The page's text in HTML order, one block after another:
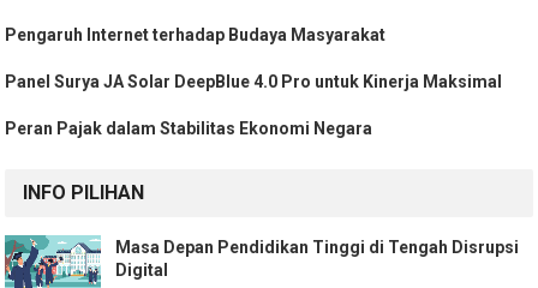
Pengaruh Internet terhadap Budaya Masyarakat
Panel Surya JA Solar DeepBlue 4.0 Pro untuk Kinerja Maksimal
Peran Pajak dalam Stabilitas Ekonomi Negara
INFO PILIHAN
Masa Depan Pendidikan Tinggi di Tengah Disrupsi
Digital